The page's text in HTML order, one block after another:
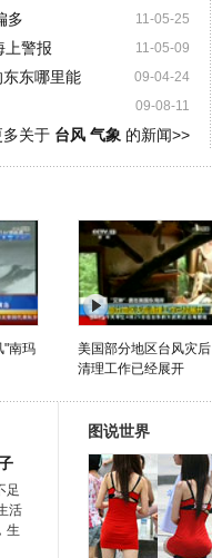
11-05-25
多
11-05-09
上警报
09-04-24
东哪里能
09-08-11
多关于 台风 气象 的新闻>>
"南玛
美国部分地区台风灾后
清理工作已经展开
足
活
生
图说世界